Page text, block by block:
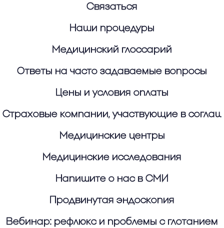
Связаться
Наши процедуры
Медицинский глоссарий
Ответы на часто задаваемые вопросы
Цены и условия оплаты
Страховые компании, участвующие в
Медицинские центры
Медицинские исследования
Напишите о нас в СМИ
Продвинутая эндоскопия
Вебинар: рефлюкс и проблемы с глотанием